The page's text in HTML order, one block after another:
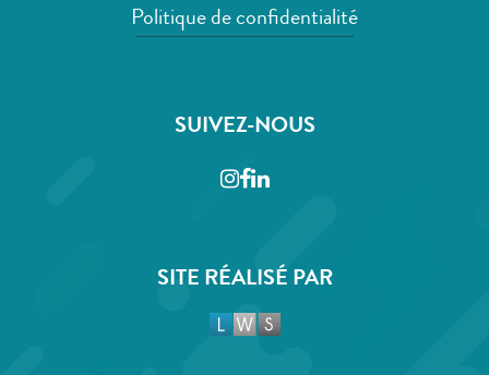
Politique de confidentialité
SUIVEZ-NOUS
Instagram
Facebook
LinkedIn
SITE RÉALISÉ PAR